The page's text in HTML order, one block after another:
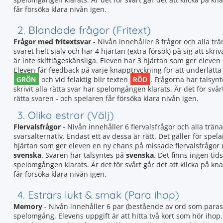
får försöka klara nivån igen.
2. Blandade frågor (Fritext)
Frågor med fritextsvar - Nivån innehåller 8 frågor och alla
svaret helt själv och har 4 hjärtan (extra försök) på sig att
är inte skiftlägeskänsliga. Eleven har 3 hjärtan som ger
Eleven får feedback på varje knapptryckning för att
GRÖN och vid felaktig blir texten RÖD . Frågorna har
skrivit alla rätta svar har spelomgången klarats. Är det för
rätta svaren - och spelaren får försöka klara nivån igen.
3. Olika estrar (Välj)
Flervalsfrågor - Nivån innehåller 6 flervalsfrågor och alla
svarsalternativ. Endast ett av dessa är rätt. Det gäller för
hjärtan som ger eleven en ny chans på missade
svenska. Svaren har talsyntes på svenska. Det finns ingen
spelomgången klarats. Är det för svårt går det att klicka på
får försöka klara nivån igen.
4. Estrars lukt & smak (Para ihop)
Memory - Nivån innehåller 6 par (bestående av ord som
spelomgång. Elevens uppgift är att hitta två kort som hör